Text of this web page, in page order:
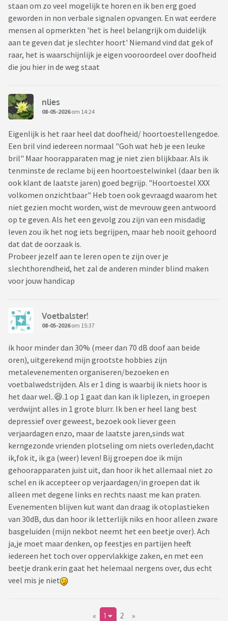
staan om zo veel mogelijk te horen en ik ben erg goed
geworden in non verbale signalen opvangen. En wat eerdere
mensen al opmerkten 'het is heel belangrijk om duidelijk
aan te geven dat je slechter hoort' Niemand vind dat gek of
raar, het is waarschijnlijk je eigen vooroordeel over doofheid
die jou hier in de weg staat
nlies
08-05-2026om 14:24
Eigenlijk is het raar heel dat doofheid/ hoortoestellengedoe.
Een bril vind iedereen normaal "Goh wat heb je een leuke
bril" Maar hoorapparaten mag je niet zien blijkbaar. Als ik
tenminste de reclame bij een hoortoestelwinkel (daar ben ik
ook klant de laatste jaren) goed begrijp. "Hoortoestel XXX
volkomen onzichtbaar" Heb toen ook gevraagd waarom het
niet gezien mocht worden, wist de mevrouw geen antwoord
op te geven. Als het een gevolg zou zijn van een misdadig
leven zou ik het nog iets begrijpen, maar heb nooit gehoord
dat dat de oorzaak is.
Probeer jezelf aan te leren open te zijn over je
slechthorendheid, het zal de anderen minder blind maken
voor jouw handicap
Voetbalster!
08-05-2026om 15:37
ik hoor minder dan 30% (meer dan 70 dB doof aan beide
oren), uitgerekend mijn grootste hobbies zijn
metalevenementen organiseren/bezoeken en
voetbalwedstrijden. Als er 1 ding is waarbij ik niets hoor is
het daar wel..😆.1 op 1 gaat dan kan ik liplezen, in groepen
verdwijnt alles in 1 grote blurr. Ik ben er heel lang best
depressief over geweest, bezoek ook liever geen
verjaardagen enzo, maar de laatste jaren,sinds wat
kerngezonde vrienden plotseling om niets overleden,dacht
ik,fok it, ik ga (weer) leven! Bij groepen doe ik mijn
gehoorapparaten juist uit, dan hoor ik het allemaal niet zo
schel en ik accepteer op verjaardagen/in groepen dat ik
alleen met degene links en rechts naast me kan praten.
Evenementen blijven kut want dan draag ik otoplastieken
van 30dB, dus dan hoor ik letterlijk niks en hoor alleen zware
basgeluiden (mijn nekbot neemt het een beetje over). Ach
ja,je moet maar denken, op feestjes en partijen heeft
iedereen het toch over oppervlakkige zaken, en met een
beetje drank erin gaat het helemaal nergens over, dus echt
veel mis je niet
« 1 2 »